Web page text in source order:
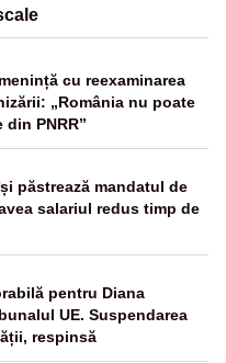
cu reexaminarea
„România nu poate
din PNRR”
păstrează mandatul de
salariul redus timp de
pentru Diana
UE. Suspendarea
respinsă